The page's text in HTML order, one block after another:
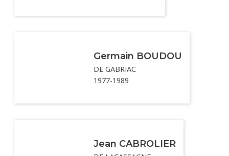
Germain BOUDOU
DE GABRIAC
1977-1989
Jean CABROLIER